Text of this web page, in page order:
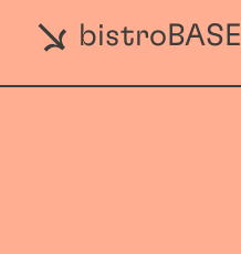
bistroBASE